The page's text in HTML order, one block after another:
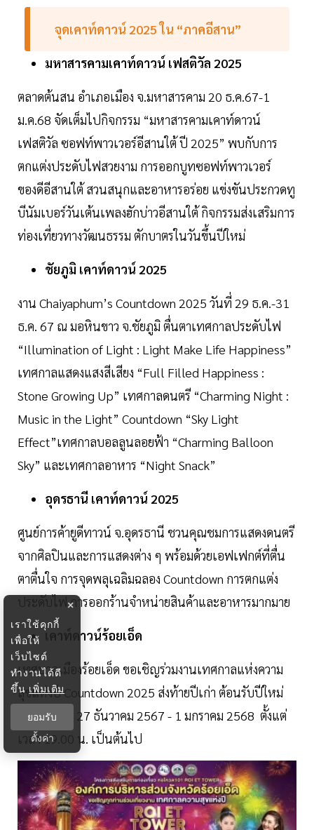
จุดเคาท์ดาวน์ 2025 ใน “ภาคอีสาน”
มหาสารคามเคาท์ดาวน์ เฟสติวัล 2025
ตลาดต้นสน อำเภอเมือง จ.มหาสารคาม 20 ธ.ค.67-1
ม.ค.68 จัดเต็มไปกิจกรรม “มหาสารคามเคาท์ดาวน์
เฟสติวัล ซอฟท์พาวเวอร์อีสานใต้ ปี 2025” พบกับการ
ตกแต่งประดับไฟสวยงาม การออกบูทซอฟท์พาวเวอร์
ของดีอีสานใต้ สวนสนุกและอาหารอร่อย แข่งขันประกวดทู
บีนัมเบอร์วันเต้นเพลงฮักบ่าวอีสานใต้ กิจกรรมส่งเสริมการ
ท่องเที่ยวทางวัฒนธรรม ตักบาตรในวันขึ้นปีใหม่
ชัยภูมิ เคาท์ดาวน์ 2025
งาน Chaiyaphum’s Countdown 2025 วันที่ 29 ธ.ค.-31
ธ.ค. 67 ณ มอหินขาว จ.ชัยภูมิ ตื่นตาเทศกาลประดับไฟ
“Illumination of Light : Light Make Life Happiness”
เทศกาลแสดงแสงสีเสียง “Full Filled Happiness :
Stone Growing Up” เทศกาลดนตรี “Charming Night :
Music in the Light” Countdown “Sky Light
Effect”เทศกาลบอลลูนลอยฟ้า “Charming Balloon
Sky” และเทศกาลอาหาร “Night Snack”
อุดรธานี เคาท์ดาวน์ 2025
ศูนย์การค้ายูดีทาวน์ จ.อุดรธานี ชวนคุณชมการแสดงดนตรี
จากศิลปินและการแสดงต่าง ๆ พร้อมด้วยเอฟเฟกต์ที่ตื่น
ตาตื่นใจ การจุดพลุเฉลิมฉลอง Countdown การตกแต่ง
ประดับไฟ การออกร้านจำหน่ายสินค้าและอาหารมากมาย
เคาท์ดาวน์ร้อยเอ็ด
เทศบาลเมืองร้อยเอ็ด ขอเชิญร่วมงานเทศกาลแห่งความ
สุขแห่งปี Countdown 2025 ส่งท้ายปีเก่า ต้อนรับปีใหม่
2568 วันที่ 27 ธันวาคม 2567 - 1 มกราคม 2568 ตั้งแต่
เวลา 19.00 น. เป็นต้นไป
×
เราใช้คุกกี้
เพื่อให้
เว็บไซต์
ทำงานได้ดี
ขึ้นเพิ่มเติม
ยอมรับ
ตั้งค่า